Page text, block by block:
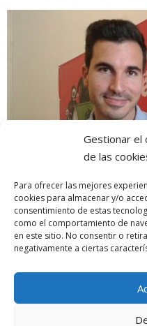
Gestionar el
de las
Para ofrecer las mejores
cookies para almacenar y/o
consentimiento de estas
como el comportamiento de
en este sitio. No consentir o
negativamente a ciertas
La Cofradía Humildad y